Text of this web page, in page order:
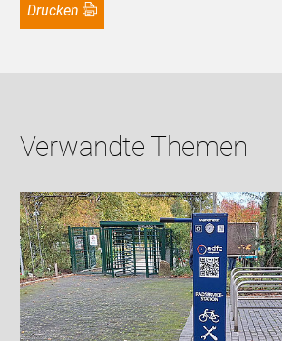
Drucken
Verwandte Themen